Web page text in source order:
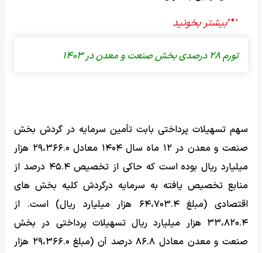
تورم ۲۸ درصدی بخش صنعت و معدن در ۱۴۰۳
سهم تسهیلات پرداختی بابت تأمین سرمایه در گردش بخش
صنعت و معدن در ۱۲ ماه سال ۱۴۰۴ معادل ۲۹،۳۶۶.۰ هزار
میلیارد ریال بوده است که حاکی از تخصیص ۴۵.۴ درصد از
منابع تخصیص یافته به سرمایه درگردش کلیه بخش های
اقتصادی (مبلغ ۶۴،۷۰۳.۴ هزار میلیارد ریال) است. از
۳۳،۸۲۰.۴ هزار میلیارد ریال تسهیلات پرداختی در بخش
صنعت و معدن معادل ۸۶.۸ درصد آن (مبلغ ۲۹،۳۶۶.۰ هزار